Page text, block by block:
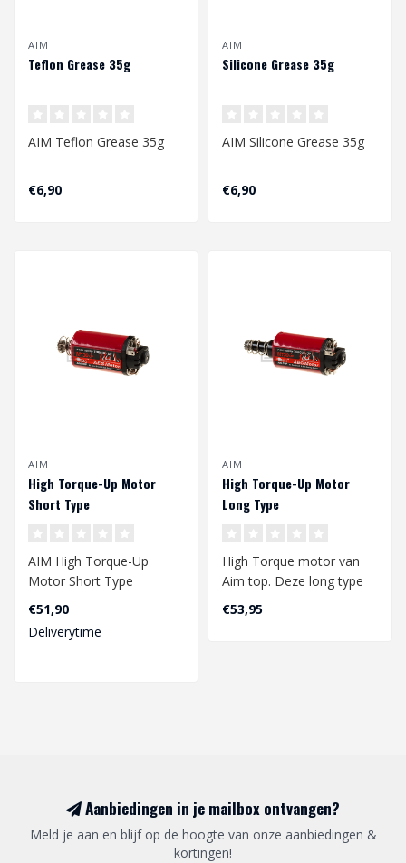
AIM
Teflon Grease 35g
AIM Teflon Grease 35g
€6,90
AIM
Silicone Grease 35g
AIM Silicone Grease 35g
€6,90
AIM
High Torque-Up Motor
Short Type
AIM High Torque-Up
Motor Short Type
€51,90
Deliverytime
AIM
High Torque-Up Motor
Long Type
High Torque motor van
Aim top. Deze long type
motor levert 18 TPA
(turns per arm..
€53,95
Aanbiedingen in je mailbox ontvangen?
Meld je aan en blijf op de hoogte van onze aanbiedingen &
kortingen!